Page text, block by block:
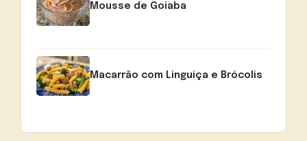
Mousse de Goiaba
Macarrão com Linguiça e Brócolis